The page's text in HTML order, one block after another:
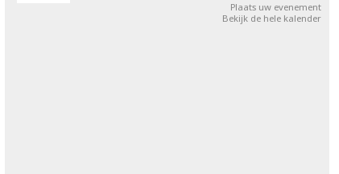
Plaats uw evenement
Bekijk de hele kalender